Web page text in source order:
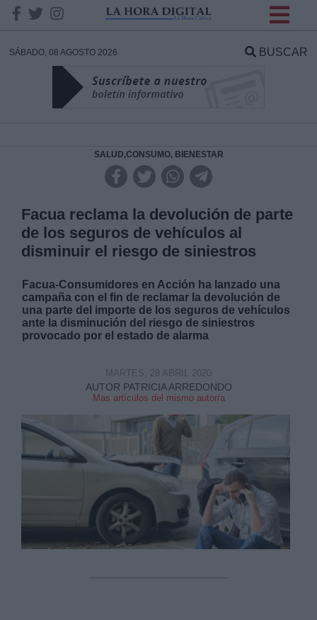
SÁBADO, 08 AGOSTO 2026 BUSCAR
SALUD,CONSUMO, BIENESTAR
Facua reclama la devolución de parte
de los seguros de vehículos al
disminuir el riesgo de siniestros
Facua-Consumidores en Acción ha lanzado una
campaña con el fin de reclamar la devolución de
una parte del importe de los seguros de vehículos
ante la disminución del riesgo de siniestros
provocado por el estado de alarma
AUTOR PATRICIA ARREDONDO
Mas artículos del mismo autor/a
MARTES, 28 ABRIL 2020
DATOS
Responsable:
Legitimación:
Destinatarios:
Información adicional